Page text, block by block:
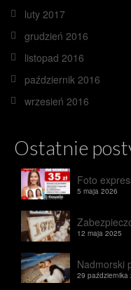
luty 2017
grudzień 2016
listopad 2016
październik 2016
wrzesień 2016
Ostatnie
Foto
5 maja 2026
12 maja 2025
Nadmorski
29 października